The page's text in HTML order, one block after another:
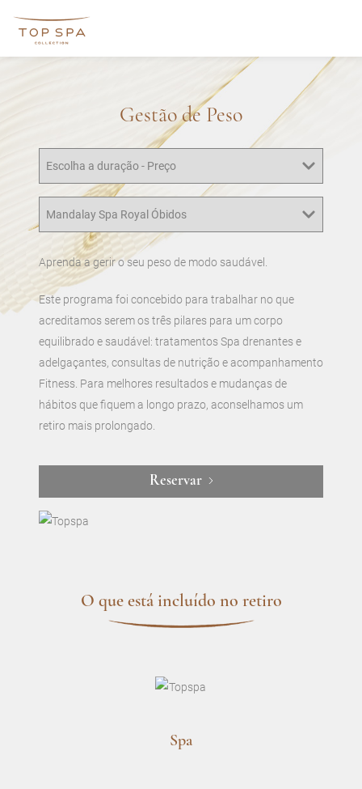
Gestão de Peso
Aprenda a gerir o seu peso de modo saudável.
Este programa foi concebido para trabalhar no que
acreditamos serem os três pilares para um corpo
equilibrado e saudável: tratamentos Spa drenantes e
adelgaçantes, consultas de nutrição e acompanhamento
Fitness. Para melhores resultados e mudanças de
hábitos que fiquem a longo prazo, aconselhamos um
retiro mais prolongado.
Reservar
O que está incluído no retiro
Spa